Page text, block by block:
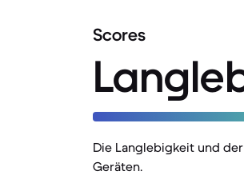
Scores
Die Langlebigkeit und
Geräten.